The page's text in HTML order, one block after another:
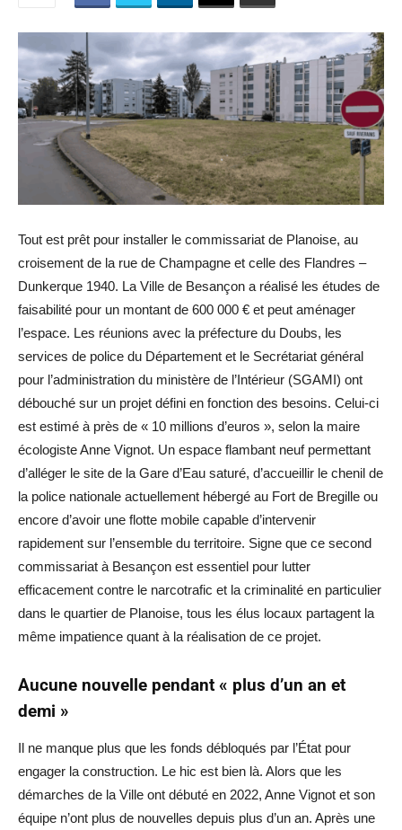
Tout est prêt pour installer le commissariat de Planoise, au
croisement de la rue de Champagne et celle des Flandres –
Dunkerque 1940. La Ville de Besançon a réalisé les études de
faisabilité pour un montant de 600 000 € et peut aménager
l’espace. Les réunions avec la préfecture du Doubs, les
services de police du Département et le Secrétariat général
pour l’administration du ministère de l’Intérieur (SGAMI) ont
débouché sur un projet défini en fonction des besoins. Celui-ci
est estimé à près de « 10 millions d’euros », selon la maire
écologiste Anne Vignot. Un espace flambant neuf permettant
d’alléger le site de la Gare d’Eau saturé, d’accueillir le chenil de
la police nationale actuellement hébergé au Fort de Bregille ou
encore d’avoir une flotte mobile capable d’intervenir
rapidement sur l’ensemble du territoire. Signe que ce second
commissariat à Besançon est essentiel pour lutter
efficacement contre le narcotrafic et la criminalité en particulier
dans le quartier de Planoise, tous les élus locaux partagent la
même impatience quant à la réalisation de ce projet.
Aucune nouvelle pendant « plus d’un an et
demi »
Il ne manque plus que les fonds débloqués par l’État pour
engager la construction. Le hic est bien là. Alors que les
démarches de la Ville ont débuté en 2022, Anne Vignot et son
équipe n’ont plus de nouvelles depuis plus d’un an. Après une